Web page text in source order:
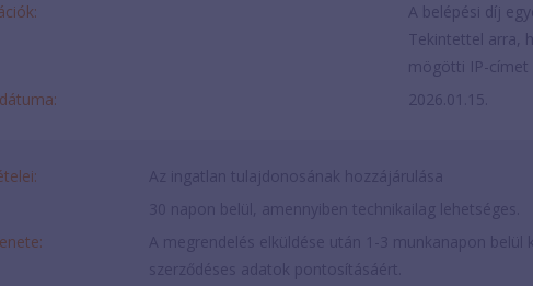
A belépési díj
Tekintettel arra,
mögötti IP-címet
2026.01.15.